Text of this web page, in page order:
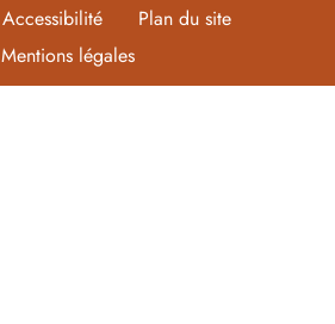
Accessibilité
Plan du site
Mentions légales